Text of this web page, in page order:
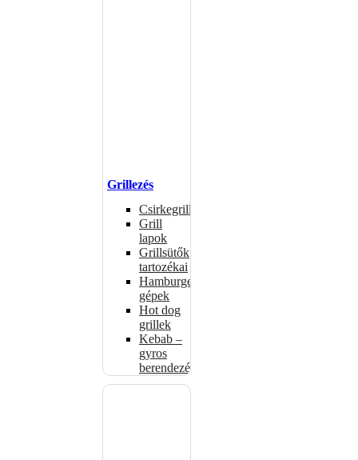
Grillezés
Csirkegrillek
Grill
lapok
Grillsütők
tartozékai
Hamburgerformázó
gépek
Hot dog
grillek
Kebab –
gyros
berendezés